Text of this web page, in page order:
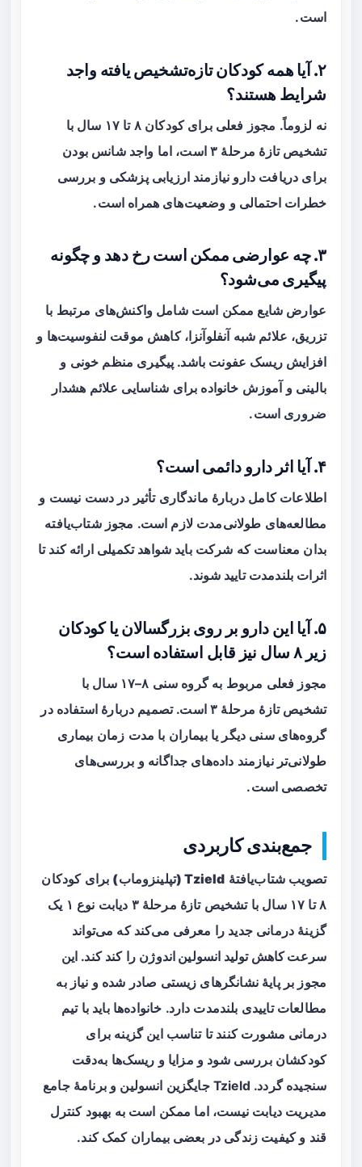
است.
۲. آیا همه کودکان تازه‌تشخیص یافته واجد
شرایط هستند؟
نه لزوماً. مجوز فعلی برای کودکان ۸ تا ۱۷ سال با
تشخیص تازهٔ مرحلهٔ ۳ است، اما واجد شانس بودن
برای دریافت دارو نیازمند ارزیابی پزشکی و بررسی
خطرات احتمالی و وضعیت‌های همراه است.
۳. چه عوارضی ممکن است رخ دهد و چگونه
پیگیری می‌شود؟
عوارض شایع ممکن است شامل واکنش‌های مرتبط با
تزریق، علائم شبه آنفلوآنزا، کاهش موقت لنفوسیت‌ها و
افزایش ریسک عفونت باشد. پیگیری منظم خونی و
بالینی و آموزش خانواده برای شناسایی علائم هشدار
ضروری است.
۴. آیا اثر دارو دائمی است؟
اطلاعات کامل دربارهٔ ماندگاری تأثیر در دست نیست و
مطالعه‌های طولانی‌مدت لازم است. مجوز شتاب‌یافته
بدان معناست که شرکت باید شواهد تکمیلی ارائه کند تا
اثرات بلندمدت تایید شوند.
۵. آیا این دارو بر روی بزرگسالان یا کودکان
زیر ۸ سال نیز قابل استفاده است؟
مجوز فعلی مربوط به گروه سنی ۸–۱۷ سال با
تشخیص تازهٔ مرحلهٔ ۳ است. تصمیم دربارهٔ استفاده در
گروه‌های سنی دیگر یا بیماران با مدت زمان بیماری
طولانی‌تر نیازمند داده‌های جداگانه و بررسی‌های
تخصصی است.
جمع‌بندی کاربردی
تصویب شتاب‌یافتهٔ Tzield (تپلینزوماب)
برای کودکان
۸ تا ۱۷ سال با تشخیص تازهٔ مرحلهٔ ۳ دیابت نوع ۱ یک
گزینهٔ درمانی جدید را معرفی می‌کند که می‌تواند
سرعت کاهش تولید انسولین اندوژن را کند کند. این
مجوز بر پایهٔ نشانگرهای زیستی صادر شده و نیاز به
مطالعات تاییدی بلندمدت دارد. خانواده‌ها باید با تیم
درمانی مشورت کنند تا تناسب این گزینه برای
کودکشان بررسی شود و مزایا و ریسک‌ها به‌دقت
سنجیده گردد. Tzield جایگزین انسولین و برنامهٔ جامع
مدیریت دیابت نیست، اما ممکن است به بهبود کنترل
قند و کیفیت زندگی در بعضی بیماران کمک کند.